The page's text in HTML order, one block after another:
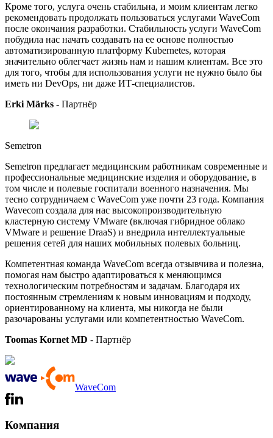
Кроме того, услуга очень стабильна, и моим клиентам легко
рекомендовать продолжать пользоваться услугами WaveСom
после окончания разработки. Стабильность услуги WaveCom
побудила нас начать создавать на ее основе полностью
автоматизированную платформу Kubernetes, которая
значительно облегчает жизнь нам и нашим клиентам. Все это
для того, чтобы для использования услуги не нужно было бы
иметь ни DevOps, ни даже ИТ-специалистов.
Erki Märks - Партнёр
Semetron
Semetron предлагает медицинским работникам современные и
профессиональные медицинские изделия и оборудование, в
том числе и полевые госпитали военного назначения. Мы
тесно сотрудничаем с WaveCom уже почти 23 года. Компания
Wavecom создала для нас высокопроизводительную
кластерную систему VMware (включая гибридное облако
VMware и решение DraaS) и внедрила интеллектуальные
решения сетей для наших мобильных полевых больниц.
Компетентная команда WaveCom всегда отзывчива и полезна,
помогая нам быстро адаптироваться к меняющимся
технологическим потребностям и задачам. Благодаря их
постоянным стремлениям к новым инновациям и подходу,
ориентированному на клиента, мы никогда не были
разочарованы услугами или компетентностью WaveCom.
Toomas Kornet MD - Партнёр
WaveCom
Компания